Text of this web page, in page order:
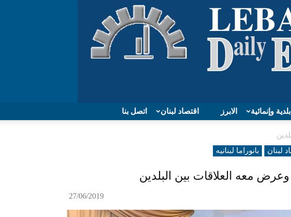
اتصل بنا اقتصاد لبنان الابرز وإنمائية
لبنان بانوراما لبنانیه
معه العلاقات بين البلدين
27/06/2019